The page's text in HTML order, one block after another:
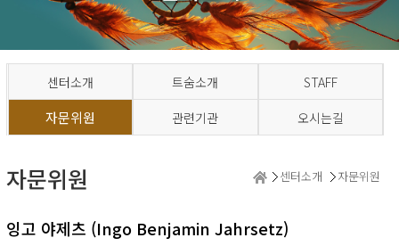
센터소개 트숨소개 STAFF
자문위원 관련기관 오시는길
자문위원 센터소개 자문위원
잉고 야제츠 (Ingo Benjamin Jahrsetz)